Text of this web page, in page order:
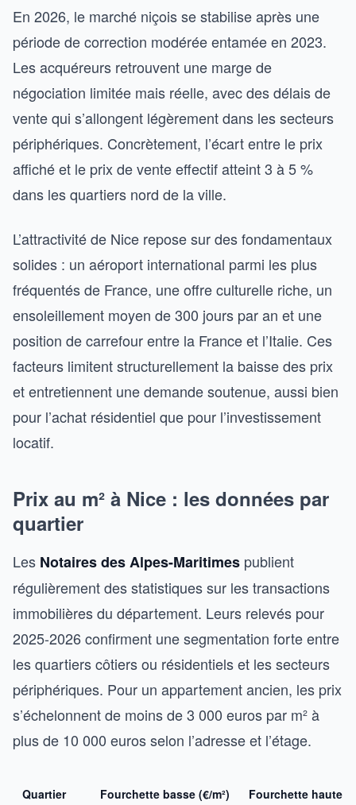
En 2026, le marché niçois se stabilise après une
période de correction modérée entamée en 2023.
Les acquéreurs retrouvent une marge de
négociation limitée mais réelle, avec des délais de
vente qui s’allongent légèrement dans les secteurs
périphériques. Concrètement, l’écart entre le prix
affiché et le prix de vente effectif atteint 3 à 5 %
dans les quartiers nord de la ville.
L’attractivité de Nice repose sur des fondamentaux
solides : un aéroport international parmi les plus
fréquentés de France, une offre culturelle riche, un
ensoleillement moyen de 300 jours par an et une
position de carrefour entre la France et l’Italie. Ces
facteurs limitent structurellement la baisse des prix
et entretiennent une demande soutenue, aussi bien
pour l’achat résidentiel que pour l’investissement
locatif.
Prix au m² à Nice : les données par
quartier
Les Notaires des Alpes-Maritimes publient
régulièrement des statistiques sur les transactions
immobilières du département. Leurs relevés pour
2025-2026 confirment une segmentation forte entre
les quartiers côtiers ou résidentiels et les secteurs
périphériques. Pour un appartement ancien, les prix
s’échelonnent de moins de 3 000 euros par m² à
plus de 10 000 euros selon l’adresse et l’étage.
Quartier Fourchette basse (€/m²) Fourchette haute